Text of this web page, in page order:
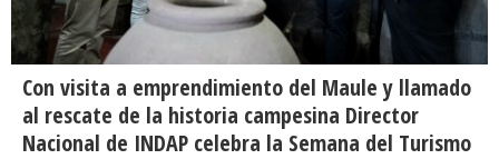
Con visita a emprendimiento del Maule y llamado
al rescate de la historia campesina Director
Nacional de INDAP celebra la Semana del Turismo